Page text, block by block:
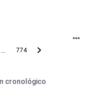
774
cronológico